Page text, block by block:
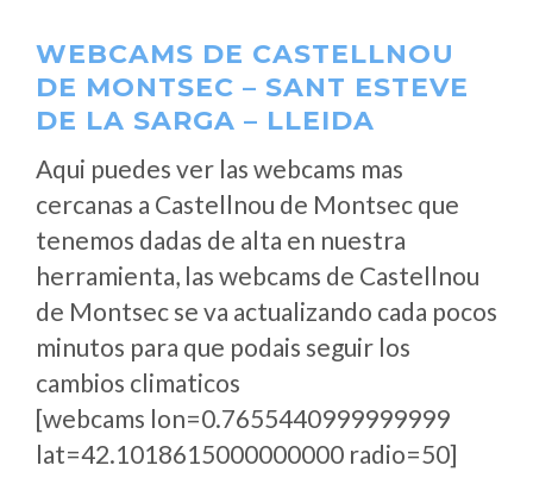
WEBCAMS DE CASTELLNOU
DE MONTSEC – SANT ESTEVE
DE LA SARGA – LLEIDA
Aqui puedes ver las webcams mas
cercanas a Castellnou de Montsec que
tenemos dadas de alta en nuestra
herramienta, las webcams de Castellnou
de Montsec se va actualizando cada pocos
minutos para que podais seguir los
cambios climaticos
[webcams lon=0.7655440999999999
lat=42.1018615000000000 radio=50]